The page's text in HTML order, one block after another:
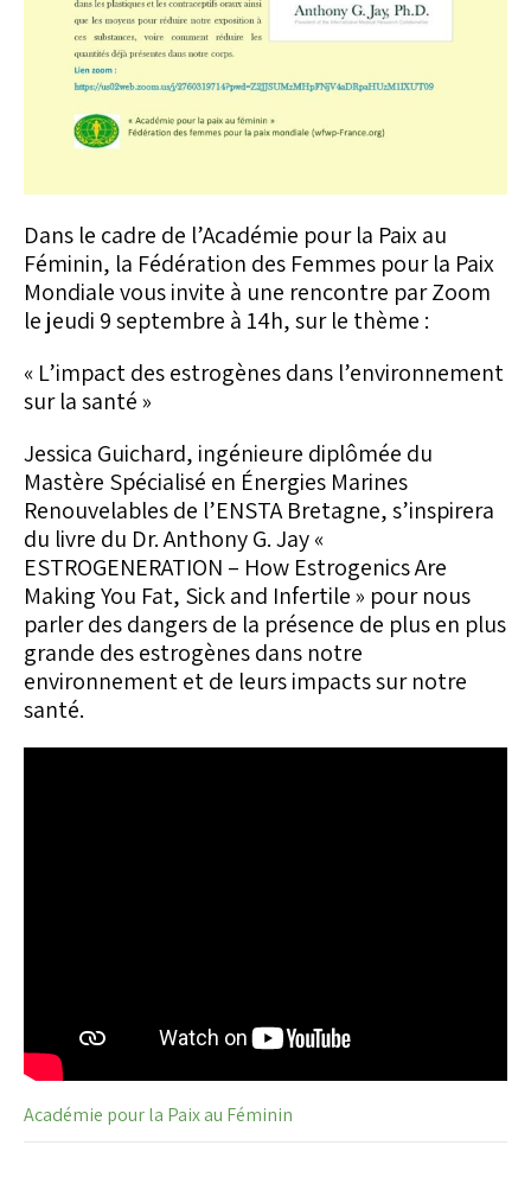
Dans le cadre de l’Académie pour la Paix au
Féminin, la Fédération des Femmes pour la Paix
Mondiale vous invite à une rencontre par Zoom
le jeudi 9 septembre à 14h, sur le thème :
« L’impact des estrogènes dans l’environnement
sur la santé »
Jessica Guichard, ingénieure diplômée du
Mastère Spécialisé en Énergies Marines
Renouvelables de l’ENSTA Bretagne, s’inspirera
du livre du Dr. Anthony G. Jay «
ESTROGENERATION – How Estrogenics Are
Making You Fat, Sick and Infertile » pour nous
parler des dangers de la présence de plus en plus
grande des estrogènes dans notre
environnement et de leurs impacts sur notre
santé.
Académie pour la Paix au Féminin